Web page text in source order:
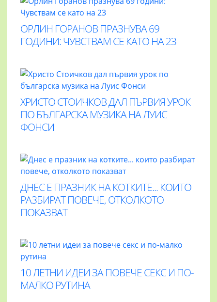
ОРЛИН ГОРАНОВ ПРАЗНУВА 69
ГОДИНИ: ЧУВСТВАМ СЕ КАТО НА 23
ХРИСТО СТОИЧКОВ ДАЛ ПЪРВИЯ УРОК
ПО БЪЛГАРСКА МУЗИКА НА ЛУИС
ФОНСИ
ДНЕС Е ПРАЗНИК НА КОТКИТЕ... КОИТО
РАЗБИРАТ ПОВЕЧЕ, ОТКОЛКОТО
ПОКАЗВАТ
10 ЛЕТНИ ИДЕИ ЗА ПОВЕЧЕ СЕКС И ПО-
МАЛКО РУТИНА